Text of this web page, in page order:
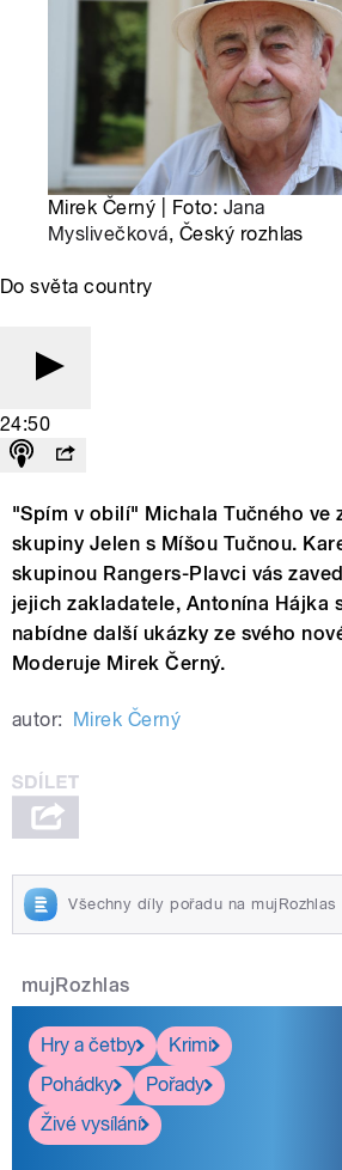
Mirek Černý | Foto: Jana
Myslivečková, Český rozhlas
Do světa country
24:50
"Spím v obilí" Michala Tučného ve
skupiny Jelen s Míšou Tučnou.
skupinou Rangers-Plavci vás
jejich zakladatele, Antonína Hájka
nabídne další ukázky ze svého
Moderuje Mirek Černý.
autor: Mirek Černý
Všechny díly pořadu na mujRozhlas
mujRozhlas
Hry a četby
Krimi
Pohádky
Pořady
Živé vysílání